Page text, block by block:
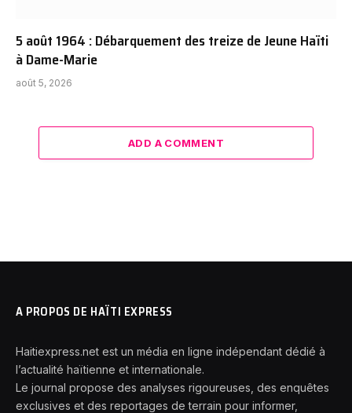
5 août 1964 : Débarquement des treize de Jeune Haïti
à Dame-Marie
août 5, 2026
ADD A COMMENT
A PROPOS DE HAÏTI EXPRESS
Haitiexpress.net est un média en ligne indépendant dédié à
l’actualité haïtienne et internationale.
Le journal propose des analyses rigoureuses, des enquêtes
exclusives et des reportages de terrain pour informer,